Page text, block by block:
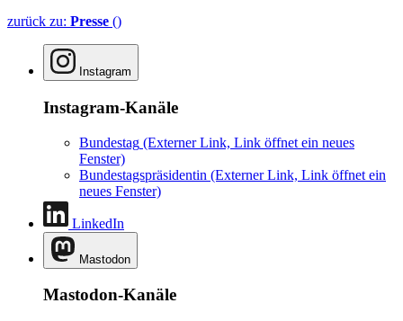
zurück zu: Presse ()
Instagram
Instagram-Kanäle
Bundestag (Externer Link, Link öffnet ein neues
Fenster)
Bundestagspräsidentin (Externer Link, Link öffnet ein
neues Fenster)
LinkedIn
Mastodon
Mastodon-Kanäle